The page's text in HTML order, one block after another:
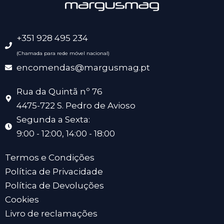
+351 928 495 234
(Chamada para rede móvel nacional)
encomendas@margusmag.pt
Rua da Quintã nº 76
4475-722 S. Pedro de Avioso
Segunda a Sexta:
9:00 - 12:00, 14:00 - 18:00
Termos e Condições
Política de Privacidade
Política de Devoluções
Cookies
Livro de reclamações